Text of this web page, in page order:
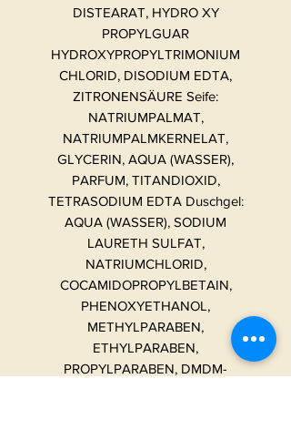
DISTEARAT, HYDRO XY
PROPYLGUAR
HYDROXYPROPYLTRIMONIUM
CHLORID, DISODIUM EDTA,
ZITRONENSÄURE Seife:
NATRIUMPALMAT,
NATRIUMPALMKERNELAT,
GLYCERIN, AQUA (WASSER),
PARFUM, TITANDIOXID,
TETRASODIUM EDTA Duschgel:
AQUA (WASSER), SODIUM
LAURETH SULFAT,
NATRIUMCHLORID,
COCAMIDOPROPYLBETAIN,
PHENOXYETHANOL,
METHYLPARABEN,
ETHYLPARABEN,
PROPYLPARABEN, DMDM-